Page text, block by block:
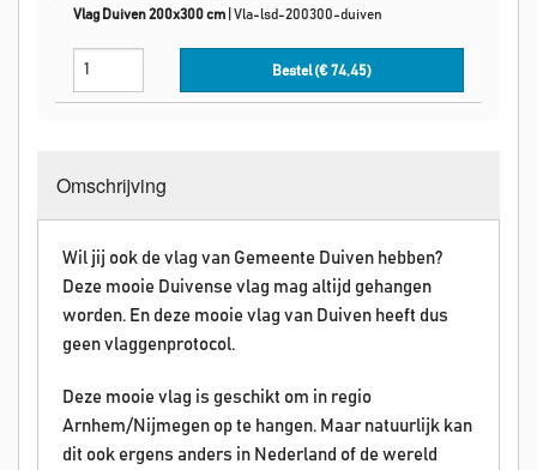
Vlag Duiven 200x300 cm Vla-lsd-200300-duiven
Bestel (€74,45)
Omschrijving
Wil jij ook de vlag van Gemeente Duiven hebben?
Deze mooie Duivense vlag mag altijd gehangen
worden. En deze mooie vlag van Duiven heeft dus
geen vlaggenprotocol.
Deze mooie vlag is geschikt om in regio
Arnhem/Nijmegen op te hangen. Maar natuurlijk kan
dit ook ergens anders in Nederland of de wereld